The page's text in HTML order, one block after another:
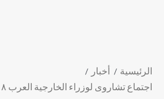
الرئيسية
أخبار
اجتماع تشاروى لوزراء الخارجية العرب ٨ يونيو المقبل في الدوحة